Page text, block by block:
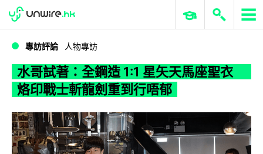
WWDC 2026 ERP 與商業 AI
專訪評論 人物專訪
水哥試著：全鋼造 1:1 星矢天馬座聖衣
烙印戰士斬龍劍重到行唔郁